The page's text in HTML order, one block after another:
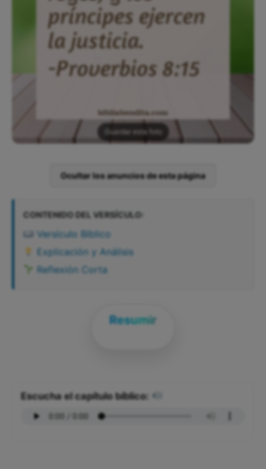
Guardar esta foto
Ocultar los anuncios de esta página
CONTENIDO DEL VERSÍCULO:
Versículo Bíblico
Explicación y Análisis
Reflexión Corta
Resumir
Escucha el capítulo bíblico: